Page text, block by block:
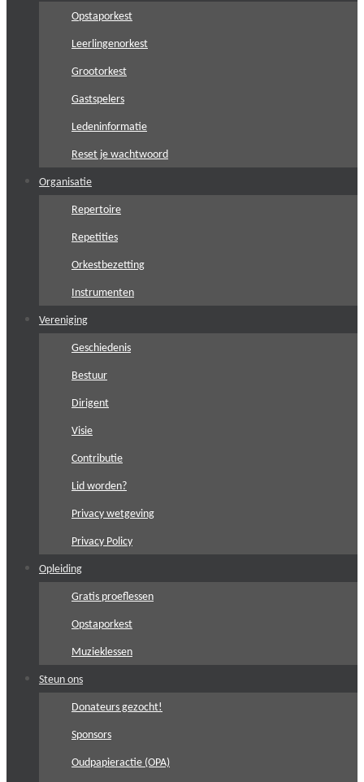
Opstaporkest
Leerlingenorkest
Grootorkest
Gastspelers
Ledeninformatie
Reset je wachtwoord
Organisatie
Repertoire
Repetities
Orkestbezetting
Instrumenten
Vereniging
Geschiedenis
Bestuur
Dirigent
Visie
Contributie
Lid worden?
Privacy wetgeving
Privacy Policy
Opleiding
Gratis proeflessen
Opstaporkest
Muzieklessen
Steun ons
Donateurs gezocht!
Sponsors
Oudpapieractie (OPA)